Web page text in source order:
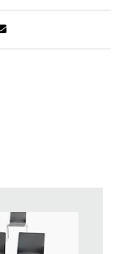
filo rosso
del